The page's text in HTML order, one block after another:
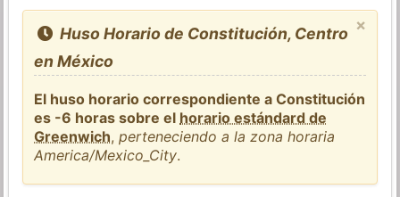
×
Huso Horario de Constitución, Centro
en México
El huso horario correspondiente a Constitución
es -6 horas sobre el horario estándard de
Greenwich,perteneciendo a la zona horaria
America/Mexico_City.